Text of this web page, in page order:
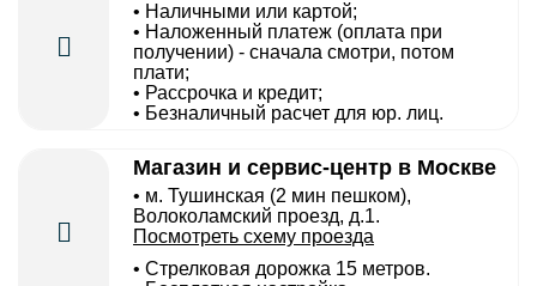
• Наличными или картой;
• Наложенный платеж (оплата при
получении) - сначала смотри, потом
плати;
• Рассрочка и кредит;
• Безналичный расчет для юр. лиц.
Магазин и сервис-центр в Москве
• м. Тушинская (2 мин пешком),
Волоколамский проезд, д.1.
Посмотреть схему проезда
• Cтрелковая дорожка 15 метров.